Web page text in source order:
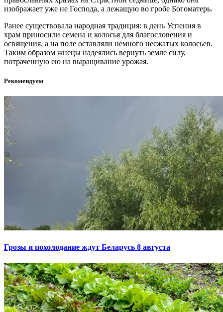
изображает уже не Господа, а лежащую во гробе Богоматерь.
Ранее существовала народная традиция: в день Успения в
храм приносили семена и колосья для благословения и
освящения, а на поле оставляли немного несжатых колосьев.
Таким образом жнецы надеялись вернуть земле силу,
потраченную ею на выращивание урожая.
Рекомендуем
Грозы и похолодание ждут Беларусь 8 августа